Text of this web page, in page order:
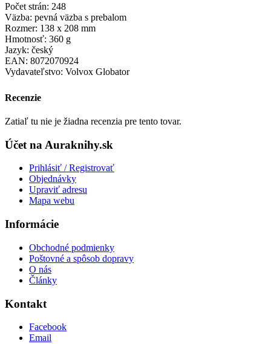
Počet strán: 248
Väzba: pevná väzba s prebalom
Rozmer: 138 x 208 mm
Hmotnosť: 360 g
Jazyk: český
EAN: 8072070924
Vydavateľstvo: Volvox Globator
Recenzie
Zatiaľ tu nie je žiadna recenzia pre tento tovar.
Účet na Auraknihy.sk
Prihlásiť / Registrovať
Objednávky
Upraviť adresu
Mapa webu
Informácie
Obchodné podmienky
Poštovné a spôsob dopravy
O nás
Články
Kontakt
Facebook
Email